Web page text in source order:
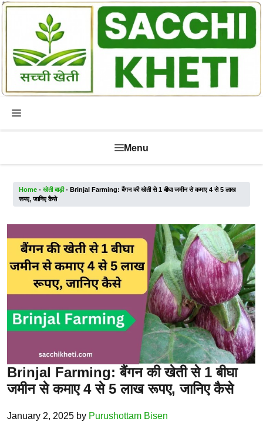
Skip
to
Menu
Menu
Home -खेती बाड़ी- Brinjal Farming: बैंगन की खेती से 1 बीघा जमीन से कमाए 4 से 5 लाख
रूपए, जानिए कैसे
Brinjal Farming: बैंगन की खेती से 1 बीघा
जमीन से कमाए 4 से 5 लाख रूपए, जानिए कैसे
January 2, 2025 by Purushottam Bisen